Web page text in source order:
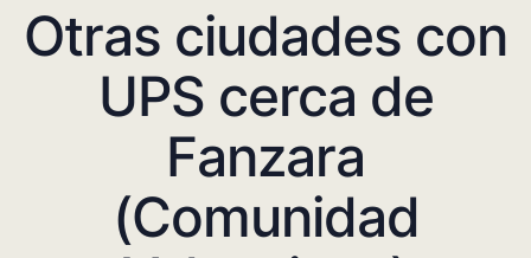
Otras ciudades con
UPS cerca de
Fanzara
(Comunidad